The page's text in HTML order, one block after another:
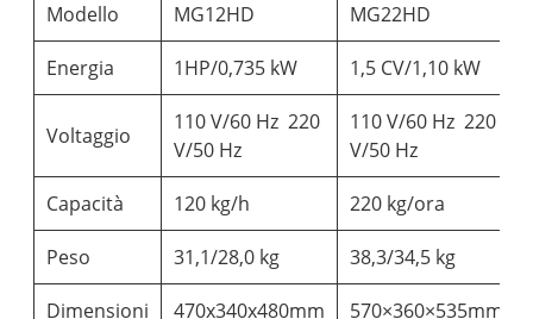
Modello MG12HD MG22HD
Energia 1HP/0,735 kW 1,5 CV/1,10 kW
Voltaggio
110 V/60 Hz 220
V/50 Hz
110 V/60 Hz 220
V/50 Hz
Capacità 120 kg/h 220 kg/ora
Peso 31,1/28,0 kg 38,3/34,5 kg
Dimensioni 470x340x480mm 570×360×535mm